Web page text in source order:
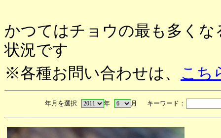
かつてはチョウの最も多く
状況です
※各種お問い合わせは、 こち
年月を選択 年 月 キーワード：